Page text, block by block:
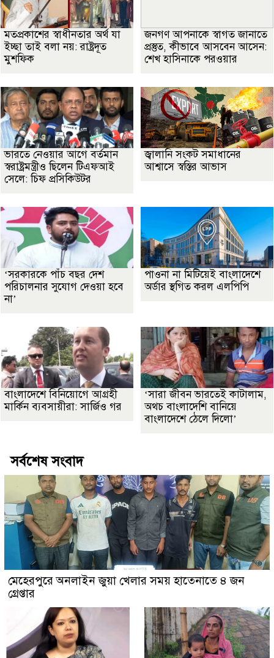
মতপ্রকাশের স্বাধীনতার অর্থ যা
ইচ্ছা তাই বলা নয়: রাষ্ট্রদূত
মুশফিক
জনগণ আপনাকে স্বাগত জানাতে
প্রস্তুত, কীভাবে আসবেন আসেন:
শেখ হাসিনাকে পরওয়ার
ভারতে নেওয়ার আগে বর্তমান
স্বরাষ্ট্রমন্ত্রীও ছিলেন টিএফআই
সেলে: চিফ প্রসিকিউটর
জ্বালানি সংকট সমাধানের
আশ্বাসে স্বস্তির আভাস
‘সরকারকে পাঁচ বছর দেশ
পরিচালনার সুযোগ দেওয়া হবে
না’
পাওনা না মিটিয়েই বাংলাদেশে
অর্ডার স্থগিত করল এলপিপি
বাংলাদেশে বিনিয়োগে আগ্রহী
মার্কিন ব্যবসায়ীরা: সার্জিও গর
‘সারা জীবন ভারতেই কাটালাম,
অথচ বাংলাদেশি বানিয়ে
বাংলাদেশে ঠেলে দিলো’
সর্বশেষ সংবাদ
মেহেরপুরে অনলাইন জুয়া খেলার সময় হাতেনাতে ৪ জন
গ্রেপ্তার